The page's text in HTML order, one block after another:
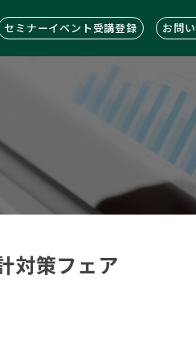
セミナーイベント受講登録 お問
対策フェア